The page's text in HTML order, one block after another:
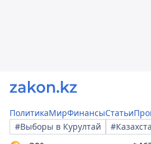
ПолитикаМирФинансыСтатьи
#Выборы в Курултай